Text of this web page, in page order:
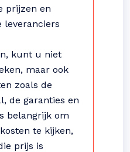
prijzen en
leveranciers
kunt u niet
maar ook
zoals de
de garanties en
belangrijk om
te kijken,
prijs is